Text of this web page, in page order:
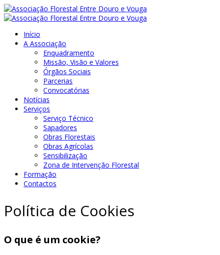
Início
A Associação
Enquadramento
Missão, Visão e Valores
Órgãos Sociais
Parcerias
Convocatórias
Notícias
Serviços
Serviço Técnico
Sapadores
Obras Florestais
Obras Agrícolas
Sensibilização
Zona de Intervenção Florestal
Formação
Contactos
Política de Cookies
O que é um cookie?